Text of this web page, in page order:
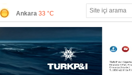
Ankara 33 °C
Antalya31 °C
Muğla 36 °C
Çanakkale 34 °C